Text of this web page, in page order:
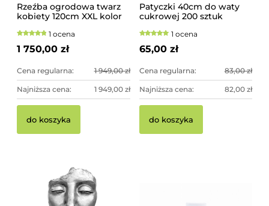
Rzeźba ogrodowa twarz
kobiety 120cm XXL kolor
imponująca dekoracja
ogrodowa
1 ocena
1 750,00 zł
Cena regularna: 1 949,00 zł
Najniższa cena: 1 949,00 zł
do koszyka
Patyczki 40cm do waty
cukrowej 200 sztuk
1 ocena
65,00 zł
Cena regularna: 83,00 zł
Najniższa cena: 82,00 zł
do koszyka